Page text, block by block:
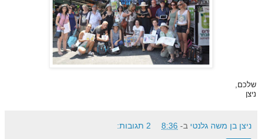
שלכם,
ניצן
ניצן בן משה גלנטי ב- 8:36 2 תגובות: